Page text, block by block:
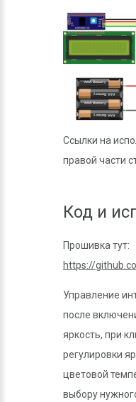
Ссылки на
правой части
Код и
Прошивка тут:
https://
Управление
после
яркость, при
регулировки
цветовой
выбору